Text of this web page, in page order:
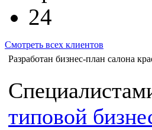
Смотреть всех клиентов
Разработан бизнес-план салона
типовой